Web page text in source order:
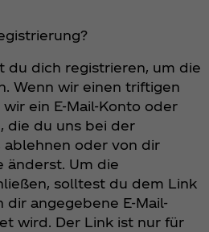
du dich registrieren, um die
Wenn wir einen triftigen
ein E-Mail-Konto oder
die du uns bei der
ablehnen oder von dir
änderst. Um die
solltest du dem Link
dir angegebene E-Mail-
wird. Der Link ist nur für